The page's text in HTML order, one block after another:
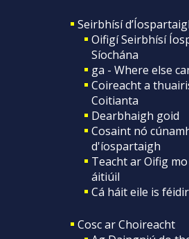
Seirbhísí
Oifigí Seirbhísí
Síochána
ga - Where else
Coireacht a
Coitianta
Dearbhaigh goid
Cosaint nó
d'íospartaigh
Teacht ar Oifig
áitiúil
Cá háit eile is
Cosc ar Choireacht